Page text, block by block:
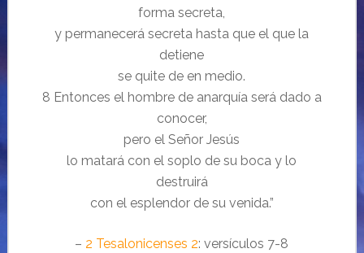
forma secreta,
y permanecerá secreta hasta que el que la
detiene
se quite de en medio.
8 Entonces el hombre de anarquía será dado a
conocer,
pero el Señor Jesús
lo matará con el soplo de su boca y lo
destruirá
con el esplendor de su venida.”
– 2 Tesalonicenses 2: versículos 7-8